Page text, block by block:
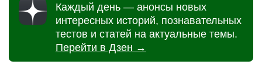
Каждый день — анонсы новых
интересных историй, познавательных
тестов и статей на актуальные темы.
Перейти в Дзен →